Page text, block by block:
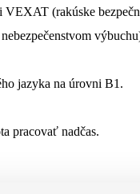
VEXAT (rakúske
jazyka na úrovni B1.
pracovať nadčas.